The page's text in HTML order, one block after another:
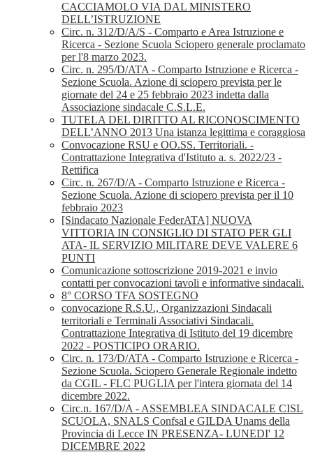
CACCIAMOLO VIA DAL MINISTERO
DELL’ISTRUZIONE
Circ. n. 312/D/A/S - Comparto e Area Istruzione e
Ricerca - Sezione Scuola Sciopero generale proclamato
per l'8 marzo 2023.
Circ. n. 295/D/ATA - Comparto Istruzione e Ricerca -
Sezione Scuola. Azione di sciopero prevista per le
giornate del 24 e 25 febbraio 2023 indetta dalla
Associazione sindacale C.S.L.E.
TUTELA DEL DIRITTO AL RICONOSCIMENTO
DELL’ANNO 2013 Una istanza legittima e coraggiosa
Convocazione RSU e OO.SS. Territoriali. -
Contrattazione Integrativa d'Istituto a. s. 2022/23 -
Rettifica
Circ. n. 267/D/A - Comparto Istruzione e Ricerca -
Sezione Scuola. Azione di sciopero prevista per il 10
febbraio 2023
[Sindacato Nazionale FederATA] NUOVA
VITTORIA IN CONSIGLIO DI STATO PER GLI
ATA- IL SERVIZIO MILITARE DEVE VALERE 6
PUNTI
Comunicazione sottoscrizione 2019-2021 e invio
contatti per convocazioni tavoli e informative sindacali.
8° CORSO TFA SOSTEGNO
convocazione R.S.U., Organizzazioni Sindacali
territoriali e Terminali Associativi Sindacali.
Contrattazione Integrativa di Istituto del 19 dicembre
2022 - POSTICIPO ORARIO.
Circ. n. 173/D/ATA - Comparto Istruzione e Ricerca -
Sezione Scuola. Sciopero Generale Regionale indetto
da CGIL - FLC PUGLIA per l'intera giornata del 14
dicembre 2022.
Circ.n. 167/D/A - ASSEMBLEA SINDACALE CISL
SCUOLA, SNALS Confsal e GILDA Unams della
Provincia di Lecce IN PRESENZA- LUNEDI' 12
DICEMBRE 2022